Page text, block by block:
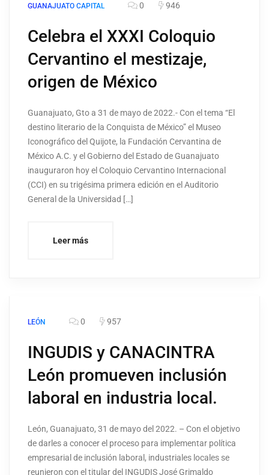
GUANAJUATO CAPITAL 0 946
Celebra el XXXI Coloquio
Cervantino el mestizaje,
origen de México
Guanajuato, Gto a 31 de mayo de 2022.- Con el tema “El
destino literario de la Conquista de México” el Museo
Iconográfico del Quijote, la Fundación Cervantina de
México A.C. y el Gobierno del Estado de Guanajuato
inauguraron hoy el Coloquio Cervantino Internacional
(CCI) en su trigésima primera edición en el Auditorio
General de la Universidad […]
Leer más
LEÓN 0 957
INGUDIS y CANACINTRA
León promueven inclusión
laboral en industria local.
León, Guanajuato, 31 de mayo del 2022. – Con el objetivo
de darles a conocer el proceso para implementar política
empresarial de inclusión laboral, industriales locales se
reunieron con el titular del INGUDIS José Grimaldo